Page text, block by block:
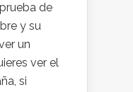
de
y su
un
ver el
si